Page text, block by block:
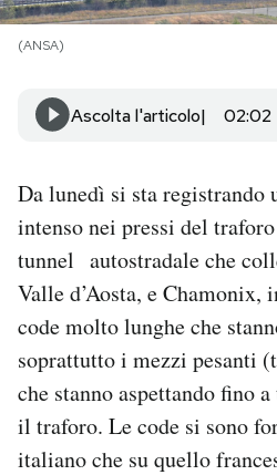
I MIEI PREFERITI
SHOP
AREA PERSONALE
Area Personale
Newsletter
Notifiche mobile
Hai bisogno di aiuto?
Esci
(ANSA)
Ascolta l'articolo 02:02
Da lunedì si sta registrando
intenso nei pressi del
tunnel autostradale che
Valle d’Aosta, e Chamonix,
code molto lunghe che
soprattutto i mezzi pesanti
che stanno aspettando fino
il traforo. Le code si sono
italiano che su quello